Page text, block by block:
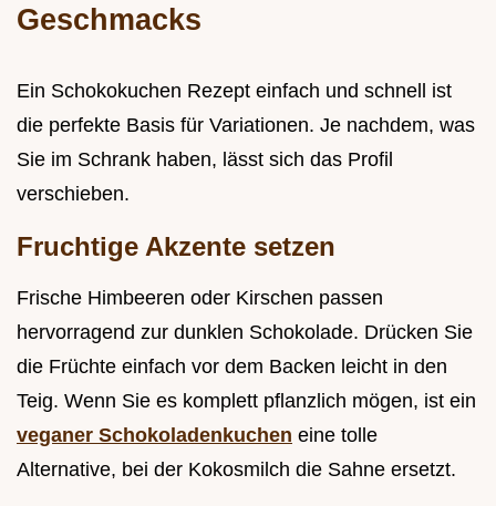
Geschmacks
Ein Schokokuchen Rezept einfach und schnell ist
die perfekte Basis für Variationen. Je nachdem, was
Sie im Schrank haben, lässt sich das Profil
verschieben.
Fruchtige Akzente setzen
Frische Himbeeren oder Kirschen passen
hervorragend zur dunklen Schokolade. Drücken Sie
die Früchte einfach vor dem Backen leicht in den
Teig. Wenn Sie es komplett pflanzlich mögen, ist ein
veganer Schokoladenkuchen eine tolle
Alternative, bei der Kokosmilch die Sahne ersetzt.